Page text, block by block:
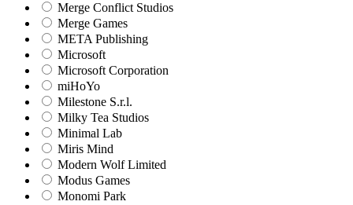
Merge Conflict Studios
Merge Games
META Publishing
Microsoft
Microsoft Corporation‬
miHoYo
Milestone S.r.l.
Milky Tea Studios
Minimal Lab
Miris Mind
Modern Wolf Limited
Modus Games
Monomi Park